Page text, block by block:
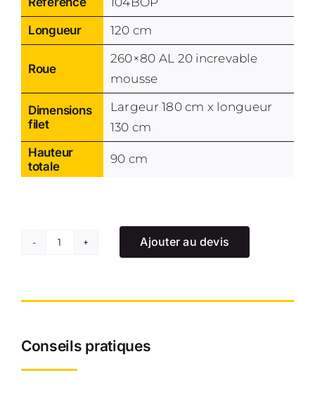
Longueur
120 cm
Roue
260×80 AL 20 increvable
mousse
Dimensions
filet
Largeur 180 cm x longueur
130 cm
Hauteur
totale
90 cm
récolte
d'olives
Ajouter au devis
Conseils pratiques